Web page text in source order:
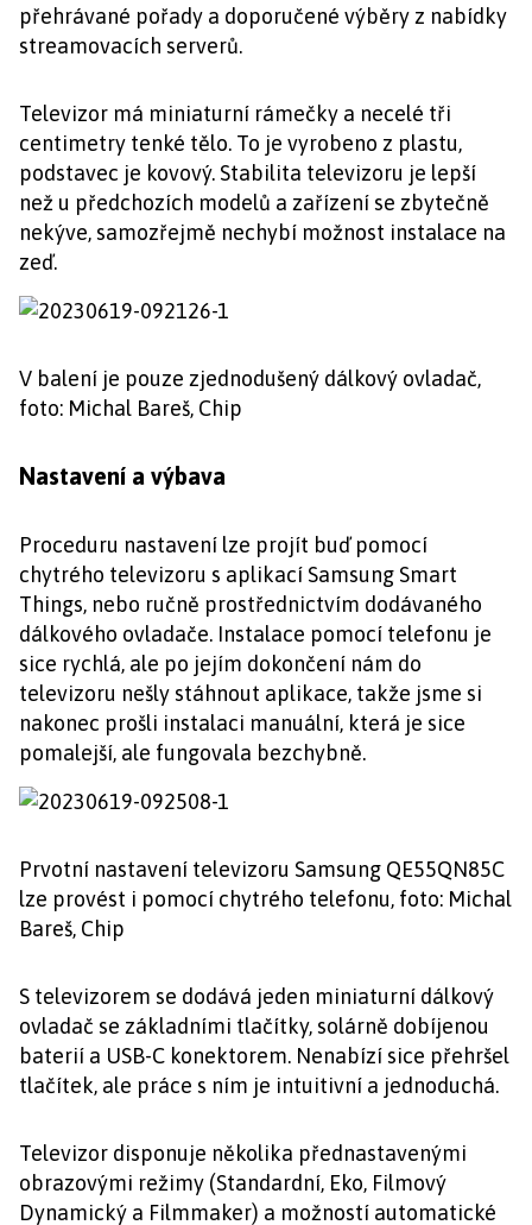
přehrávané pořady a doporučené výběry z nabídky
streamovacích serverů.
Televizor má miniaturní rámečky a necelé tři
centimetry tenké tělo. To je vyrobeno z plastu,
podstavec je kovový. Stabilita televizoru je lepší
než u předchozích modelů a zařízení se zbytečně
nekýve, samozřejmě nechybí možnost instalace na
zeď.
V balení je pouze zjednodušený dálkový ovladač,
foto: Michal Bareš, Chip
Nastavení a výbava
Proceduru nastavení lze projít buď pomocí
chytrého televizoru s aplikací Samsung Smart
Things, nebo ručně prostřednictvím dodávaného
dálkového ovladače. Instalace pomocí telefonu je
sice rychlá, ale po jejím dokončení nám do
televizoru nešly stáhnout aplikace, takže jsme si
nakonec prošli instalaci manuální, která je sice
pomalejší, ale fungovala bezchybně.
Prvotní nastavení televizoru Samsung QE55QN85C
lze provést i pomocí chytrého telefonu, foto: Michal
Bareš, Chip
S televizorem se dodává jeden miniaturní dálkový
ovladač se základními tlačítky, solárně dobíjenou
baterií a USB-C konektorem. Nenabízí sice přehršel
tlačítek, ale práce s ním je intuitivní a jednoduchá.
Televizor disponuje několika přednastavenými
obrazovými režimy (Standardní, Eko, Filmový
Dynamický a Filmmaker) a možností automatické